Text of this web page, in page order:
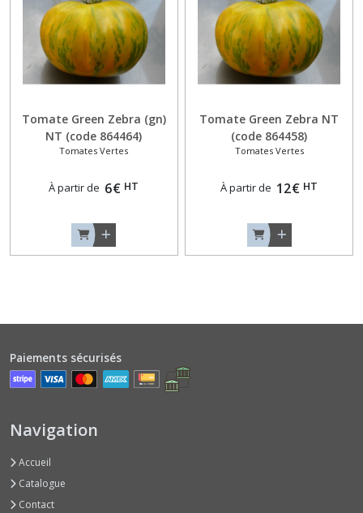
Tomate Green Zebra (gn)
NT (code 864464)
Tomates Vertes
À partir de 6€ HT
Tomate Green Zebra NT
(code 864458)
Tomates Vertes
À partir de 12€ HT
Blanches
(3)
Aubergines
Noir-
(9)
Originales
(2)
Aubergines
Zébrées
Epineux
(4)
Concombres
Lisses
(3)
Concombres
Paiements sécurisés
Navigation
Accueil
Catalogue
Contact